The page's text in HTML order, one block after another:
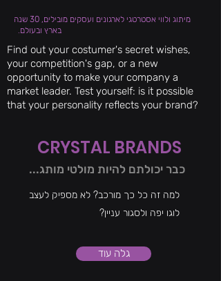
מיתוג ולווי אסטרטגי לארגונים ועסקים מובילים, 30 שנה
בארץ ובעולם.
Find out your costumer's secret wishes,
your competition's gap, or a new
opportunity to make your company a
market leader. Test yourself: is it possible
that your personality reflects your brand?
CRYSTAL BRANDS
כבר יכולתם להיות מולטי מותג...
למה זה כל כך מורכב? לא מספיק לעצב
לוגו יפה ולסגור עניין?
גלה עוד